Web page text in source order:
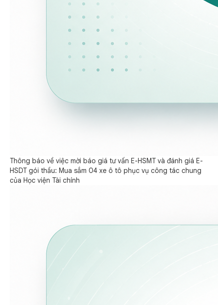
Thông báo về việc mời báo giá tư vấn E-HSMT và đánh giá E-
HSDT gói thầu: Mua sắm 04 xe ô tô phục vụ công tác chung
của Học viện Tài chính